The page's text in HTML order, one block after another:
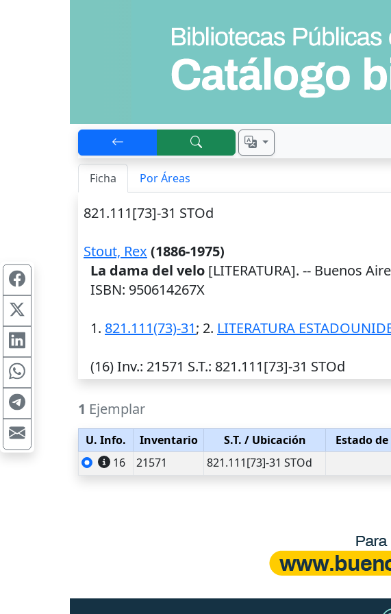
Ficha Por Áreas
821.111[73]-31 STOd
Stout, Rex (1886-1975)
La dama del velo [LITERATURA]. -- Buenos
ISBN: 950614267X
1. 821.111(73)-31; 2. LITERATURA
(16)Inv.: 21571 S.T.: 821.111[73]-31 STOd
1 Ejemplar
U. Info. Inventario S.T. / Ubicación Estado
16
21571 821.111[73]-31 STOd